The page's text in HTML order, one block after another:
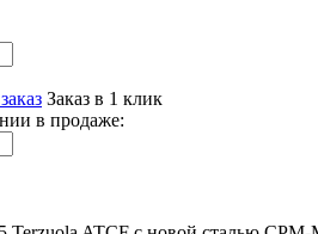
Заказ в 1 клик
в продаже: